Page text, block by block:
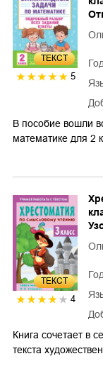
ТЕКСТ
5
В пособие вошли
математике для 2
ТЕКСТ
4
Книга сочетает в
текста